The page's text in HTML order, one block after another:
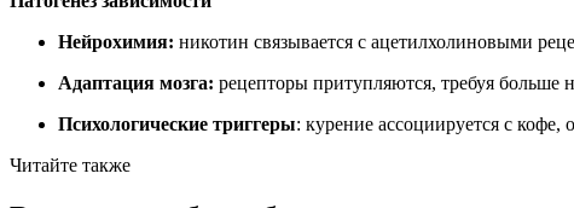
Нейрохимия: никотин связывается с ацетилхолиновыми
Адаптация мозга: рецепторы притупляются, требуя больше
Психологические триггеры: курение ассоциируется с
Читайте также